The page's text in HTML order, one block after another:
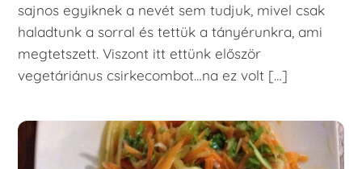
sajnos egyiknek a nevét sem tudjuk, mivel csak
haladtunk a sorral és tettük a tányérunkra, ami
megtetszett. Viszont itt ettünk először
vegetáriánus csirkecombot…na ez volt […]